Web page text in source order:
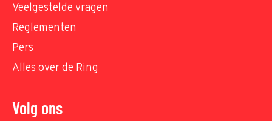
Veelgestelde vragen
Reglementen
Pers
Alles over de Ring
Volg ons